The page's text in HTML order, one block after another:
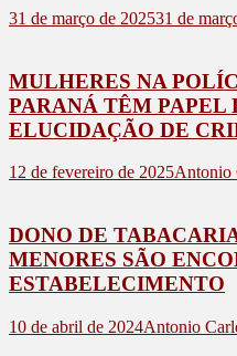
31 de março de 202531 de
MULHERES NA
PARANÁ TÊM PAPEL
ELUCIDAÇÃO DE
12 de fevereiro de 2025Antonio
DONO DE
MENORES SÃO
ESTABELECIMENTO
10 de abril de 2024Antonio